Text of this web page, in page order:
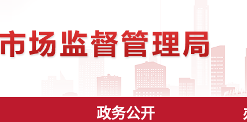
政务公开